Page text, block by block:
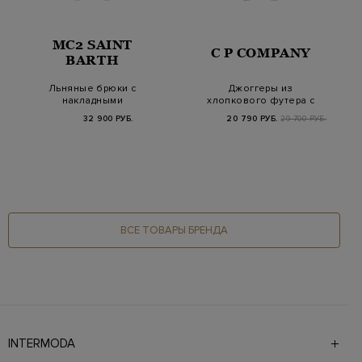
MC2 SAINT
BARTH
Льняные брюки с
накладными
на кулис…
32 900 РУБ.
C P COMPANY
Джоггеры из
хлопкового футера с
линзо…
20 790 РУБ. 29 700 РУБ.
ВСЕ ТОВАРЫ БРЕНДА
INTERMODA